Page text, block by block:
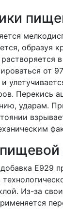
образуя
от
Перекись
ударам.
Е929
Из-за